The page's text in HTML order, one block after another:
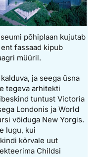
põhiplaan kujutab
fassaad kipub
müüril.
ja seega üsna
tegeva arhitekti
tuntust Victoria
Londonis ja World
võiduga New Yorgis.
lugu, kui
kõrvale uut
Childsi